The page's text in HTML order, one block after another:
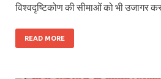
विश्वदृष्टिकोण की सीमाओं को भी उजागर
READ MORE